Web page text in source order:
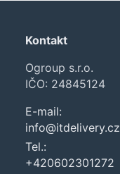
Kontakt
Ogroup s.r.o.
IČO: 24845124
E-mail:
info@itdelivery.cz
Tel.:
+420602301272